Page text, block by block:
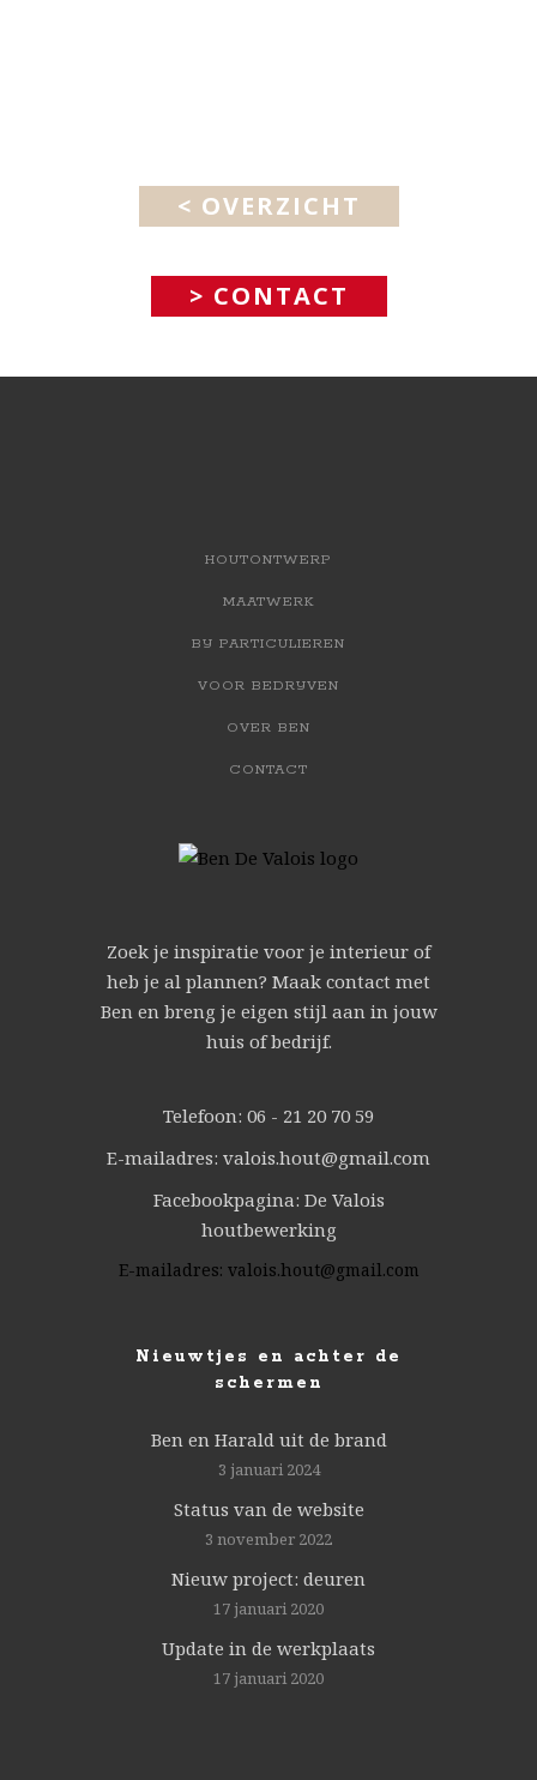
< OVERZICHT
> CONTACT
HOUTONTWERP
MAATWERK
BIJ PARTICULIEREN
VOOR BEDRIJVEN
OVER BEN
CONTACT
Zoek je inspiratie voor je interieur of
heb je al plannen? Maak contact met
Ben en breng je eigen stijl aan in jouw
huis of bedrijf.
Telefoon: 06 - 21 20 70 59
E-mailadres: valois.hout@gmail.com
Facebookpagina: De Valois
houtbewerking
E-mailadres: valois.hout@gmail.com
Nieuwtjes en achter de
schermen
Ben en Harald uit de brand
3 januari 2024
Status van de website
3 november 2022
Nieuw project: deuren
17 januari 2020
Update in de werkplaats
17 januari 2020